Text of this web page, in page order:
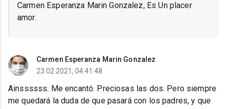
Carmen Esperanza Marin Gonzalez, Es Un placer
amor.
Carmen Esperanza Marin Gonzalez
23.02.2021, 04:41:48
Ainssssss. Me encantó. Preciosas las dos. Pero siempre
me quedará la duda de que pasará con los padres, y que